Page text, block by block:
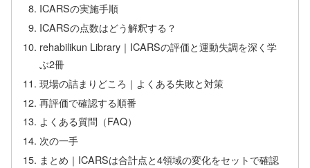
ICARSの実施手順
ICARSの点数はどう解釈する？
rehabilikun Library｜ICARSの評価と運動失調を深く学
ぶ2冊
現場の詰まりどころ｜よくある失敗と対策
再評価で確認する順番
よくある質問（FAQ）
次の一手
まとめ｜ICARSは合計点と4領域の変化をセットで確認